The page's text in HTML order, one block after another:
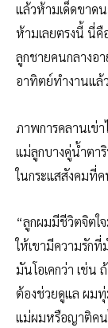
แล้วห้ามเด็ดขาดน
ห้ามเลยตรงนี้ นี่คื
ลูกชายคนกลางอ
อาทิตย์ทำงานแล้
ภาพการคลานเข่
แม่ลูกบางคู่น้ำตา
ในกระแสสังคมที่
“ลูกผมมีชีวิตจิตใ
ให้เขามีความรักที่
มันโอเคกว่า เช่น
ต้องช่วยดูแล ผม
แม่ผมหรือญาติคน